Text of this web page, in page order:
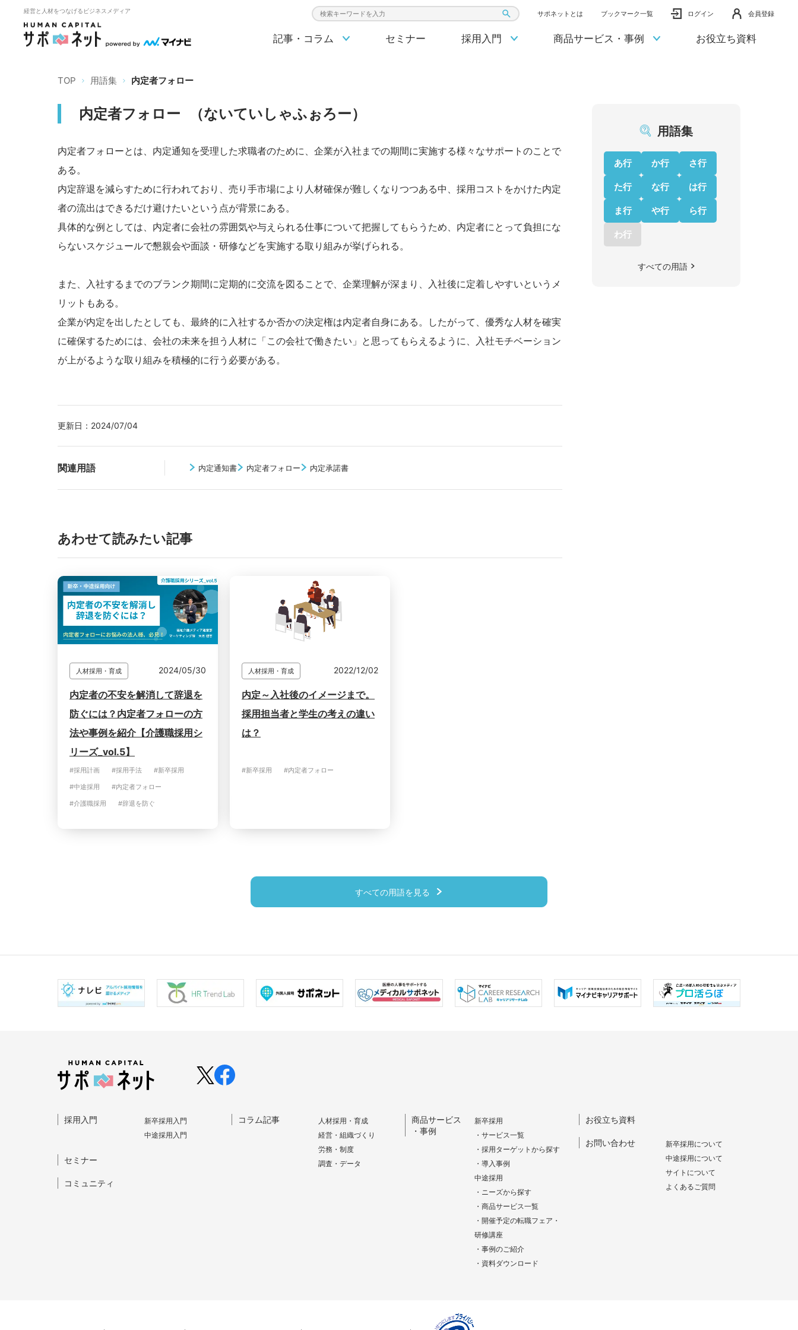
経営と人材をつなげるビジネスメディア
検索キーワード入力 サポネットとは ブックマーク一覧 ログイン 会員登録
記事・コラム セミナー 採用入門 商品サービス・事例 お役立ち資料
TOP 用語集 内定者フォロー
内定者フォロー （ないていしゃふぉろー）
内定者フォローとは、内定通知を受理した求職者のために、企業が入社までの期間に実施する様々なサポートのことで
ある。
内定辞退を減らすために行われており、売り手市場により人材確保が難しくなりつつある中、採用コストをかけた内定
者の流出はできるだけ避けたいという点が背景にある。
具体的な例としては、内定者に会社の雰囲気や与えられる仕事について把握してもらうため、内定者にとって負担にな
らないスケジュールで懇親会や面談・研修などを実施する取り組みが挙げられる。
また、入社するまでのブランク期間に定期的に交流を図ることで、企業理解が深まり、入社後に定着しやすいというメ
リットもある。
企業が内定を出したとしても、最終的に入社するか否かの決定権は内定者自身にある。したがって、優秀な人材を確実
に確保するためには、会社の未来を担う人材に「この会社で働きたい」と思ってもらえるように、入社モチベーション
が上がるような取り組みを積極的に行う必要がある。
更新日： 2024/07/04
関連用語 内定通知書 内定者フォロー 内定承諾書
あわせて読みたい記事
人材採用・育成 2024/05/30
内定者の不安を解消して辞退を
防ぐには？内定者フォローの方
法や事例を紹介【介護職採用シ
リーズ_vol.5】
#採用計画 #採用手法
#新卒採用
#中途採用
#内定者フォロー
#介護職採用
#辞退を防ぐ
人材採用・育成 2022/12/02
内定～入社後のイメージまで。
採用担当者と学生の考えの違い
は？
#新卒採用 #内定者フォロー
用語集
あ行 か行 さ行
た行 な行 は行
ま行 や行 ら行
わ行
すべての用語
すべての用語を見る
採⽤⼊⾨
新卒採⽤⼊⾨
中途採⽤⼊⾨
セミナー
コミュニティ
コラム記事
人材採用・育成
経営・組織づくり
労務・制度
調査・データ
商品サービス
・事例
新卒採用
・サービス一覧
・採用ターゲットから探す
・導入事例
中途採用
・ニーズから探す
・商品サービス一覧
・開催予定の転職フェア・
研修講座
・事例のご紹介
・資料ダウンロード
お役立ち資料
お問い合わせ
新卒採⽤について
中途採⽤について
サイトについて
よくあるご質問